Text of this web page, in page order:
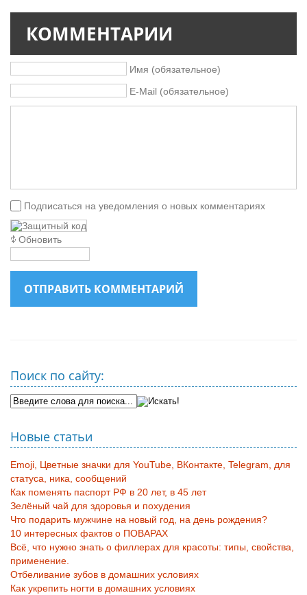
КОММЕНТАРИИ
Имя (обязательное)
E-Mail (обязательное)
Подписаться на уведомления о новых комментариях
Обновить
ОТПРАВИТЬ КОММЕНТАРИЙ
Поиск по сайту:
Новые статьи
Emoji, Цветные значки для YouTube, ВКонтакте, Telegram, для
статуса, ника, сообщений
Как поменять паспорт РФ в 20 лет, в 45 лет
Зелёный чай для здоровья и похудения
Что подарить мужчине на новый год, на день рождения?
10 интересных фактов о ПОВАРАХ
Всё, что нужно знать о филлерах для красоты: типы, свойства,
применение.
Отбеливание зубов в домашних условиях
Как укрепить ногти в домашних условиях